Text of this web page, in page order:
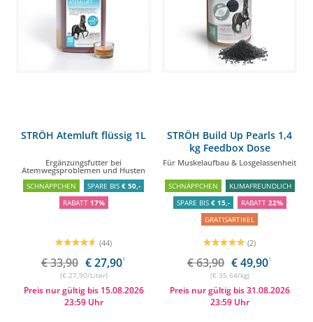
STRÖH Atemluft flüssig 1L
Ergänzungsfutter bei
Atemwegsproblemen und Husten
SCHNÄPPCHEN SPARE BIS € 50,-
RABATT 17%
(44)
€ 33,90 € 27,901
(€ 27,90/Liter)
Preis nur gültig bis 15.08.2026
23:59 Uhr
STRÖH Build Up Pearls 1,4
kg Feedbox Dose
Für Muskelaufbau & Losgelassenheit
SCHNÄPPCHEN
KLIMAFREUNDLICH
SPARE BIS € 15,- RABATT 22%
GRATISARTIKEL
(2)
€ 63,90 € 49,901
(€ 35,64/kg)
Preis nur gültig bis 31.08.2026
23:59 Uhr